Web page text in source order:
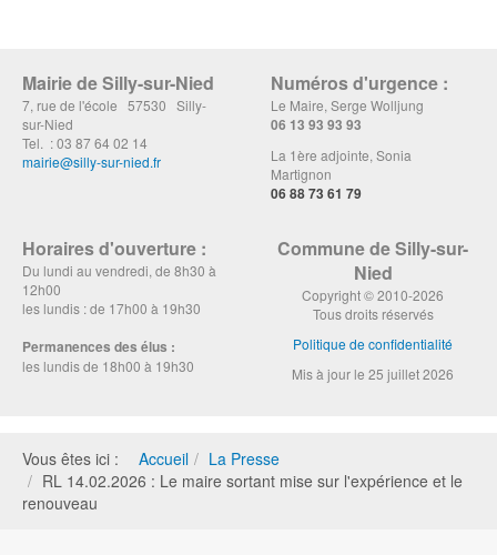
Mairie de Silly-sur-Nied
7, rue de l'école 57530 Silly-
sur-Nied
Tel. : 03 87 64 02 14
mairie@silly-sur-nied.fr
Numéros d'urgence :
Le Maire, Serge Wolljung
06 13 93 93 93
La 1ère adjointe, Sonia
Martignon
06 88 73 61 79
Horaires d'ouverture :
Du lundi au vendredi, de 8h30 à
12h00
les lundis : de 17h00 à 19h30
Permanences des élus :
les lundis de 18h00 à 19h30
Commune de Silly-sur-
Nied
Copyright © 2010-2026
Tous droits réservés
Politique de confidentialité
Mis à jour le 25 juillet 2026
Vous êtes ici : Accueil
La Presse
RL 14.02.2026 : Le maire sortant mise sur l'expérience et le
renouveau